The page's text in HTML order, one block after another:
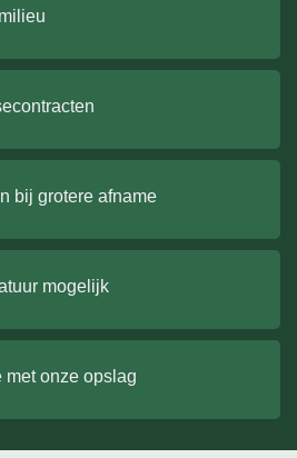
bij grotere afname
mogelijk
met onze opslag